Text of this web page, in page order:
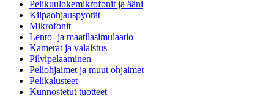
Pelikuulokemikrofonit ja ääni
Kilpaohjauspyörät
Mikrofonit
Lento- ja maatilasimulaatio
Kamerat ja valaistus
Pilvipelaaminen
Peliohjaimet ja muut ohjaimet
Pelikalusteet
Kunnostetut tuotteet